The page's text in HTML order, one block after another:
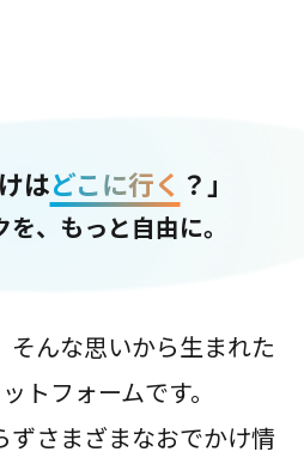
はどこに行く ？」
、もっと自由に。
そんな思いから生まれた
トフォームです。
ずさまざまなおでかけ情